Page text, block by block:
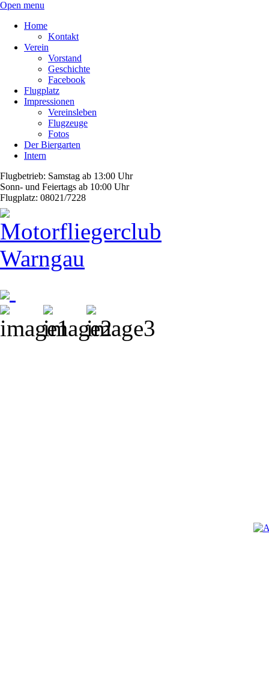
Open menu
Home
Kontakt
Verein
Vorstand
Geschichte
Facebook
Flugplatz
Impressionen
Vereinsleben
Flugzeuge
Fotos
Der Biergarten
Intern
Flugbetrieb: Samstag ab 13:00 Uhr
Sonn- und Feiertags ab 10:00 Uhr
Flugplatz: 08021/7228